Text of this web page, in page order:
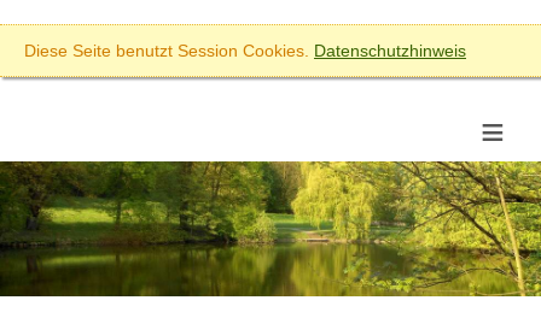
Diese Seite benutzt Session Cookies. Datenschutzhinweis
≡